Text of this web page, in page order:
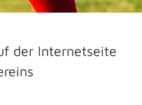
der Internetseite